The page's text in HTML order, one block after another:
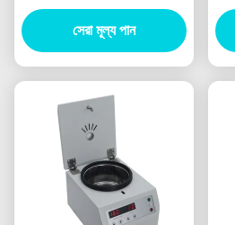
সেন্ট্রিফিউজ, সর্বোচ্চ 1000ml
সেরা মূল্য পান